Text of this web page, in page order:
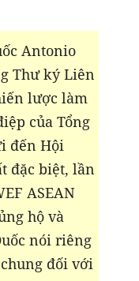
Antonio
Thư ký Liên
lược làm
của Tổng
đến Hội
đặc biệt, lần
ASEAN
hộ và
nói riêng
đối với